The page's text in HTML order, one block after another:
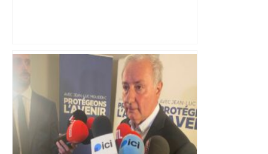
« Si ça ferme, ça va laisser un vide » : à
Toulouse, les étudiants inquiets pour
l'avenir de la librairie Gibert – Actu.fr